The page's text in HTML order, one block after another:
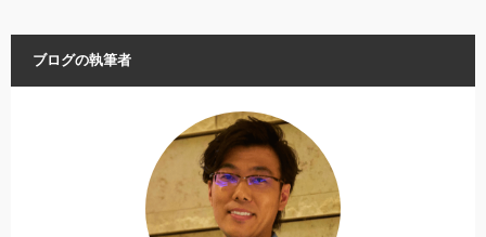
ブログの執筆者